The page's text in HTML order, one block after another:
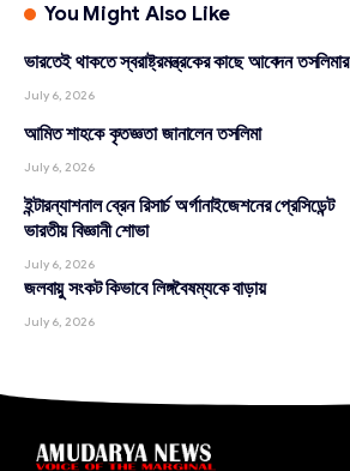
You Might Also Like
ভারতেই থাকতে স্বরাষ্ট্রমন্ত্রকের কাছে আবেদন তসলিমার
July 6, 2026
আমিত শাহকে কৃতজ্ঞতা জানালেন তসলিমা
July 6, 2026
ইন্টারন্যাশনাল ব্রেন রিসার্চ অর্গানাইজেশনের প্রেসিডেন্ট
ভারতীয় বিজ্ঞানী শোভা
July 6, 2026
জলবায়ু সংকট কিভাবে লিঙ্গবৈষম্যকে বাড়ায়
July 6, 2026